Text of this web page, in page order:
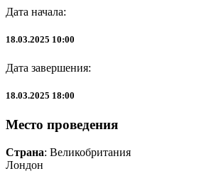
Дата начала:
18.03.2025 10:00
Дата завершения:
18.03.2025 18:00
Место проведения
Страна: Великобритания
Лондон